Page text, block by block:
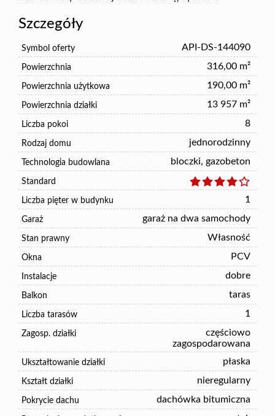
Szczegóły
Symbol oferty API-DS-144090
Powierzchnia 316,00 m²
Powierzchnia użytkowa 190,00 m²
Powierzchnia działki 13 957 m²
Liczba pokoi 8
Rodzaj domu jednorodzinny
Technologia budowlana bloczki, gazobeton
Standard
Liczba pięter w budynku 1
Garaż garaż na dwa samochody
Stan prawny Własność
Okna PCV
Instalacje dobre
Balkon taras
Liczba tarasów 1
Zagosp. działki
częściowo
zagospodarowana
Ukształtowanie działki płaska
Kształt działki nieregularny
Pokrycie dachu dachówka bitumiczna